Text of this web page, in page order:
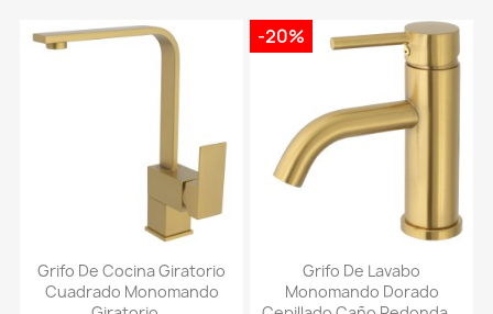
Grifo De Cocina Giratorio
Cuadrado Monomando
Grifo De Lavabo
Monomando Dorado
-20%